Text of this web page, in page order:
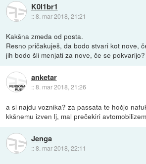
K0l1br1
::8. mar 2018, 21:21
Kakšna zmeda od posta.
Resno pričakuješ, da bodo stvari kot nove,
jih bodo šli menjati za nove, če se pokvarijo?
anketar
::8. mar 2018, 21:26
a si najdu voznika? za passata te hočjo
kkšnemu izven lj, mal prečekiri
Jenga
::8. mar 2018, 22:11